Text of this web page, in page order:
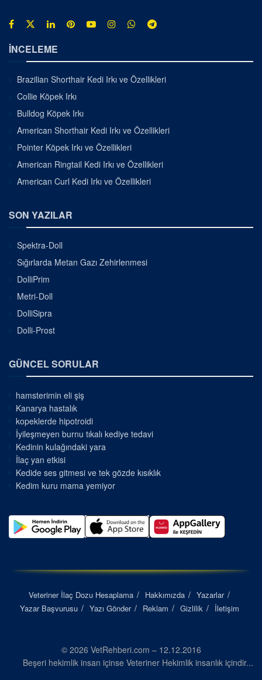
İNCELEME
Brazilian Shorthair Kedi Irkı ve Özellikleri
Collie Köpek Irkı
Bulldog Köpek Irkı
American Shorthair Kedi Irkı ve Özellikleri
Pointer Köpek Irkı ve Özellikleri
American Ringtail Kedi Irkı ve Özellikleri
American Curl Kedi Irkı ve Özellikleri
SON YAZILAR
Spektra-Doll
Sığırlarda Metan Gazı Zehirlenmesi
DolliPrim
Metri-Doll
DolliSipra
Dolli-Prost
GÜNCEL SORULAR
hamsterimin eli şiş
Kanarya hastalık
kopeklerde hipotroidi
İyileşmeyen burnu tıkalı kediye tedavi
Kedinin kulağındaki yara
İlaç yan etkisi
Kedide ses gitmesi ve tek gözde kısıklık
Kedim kuru mama yemiyor
Veteriner İlaç Dozu Hesaplama Hakkımızda
Yazarlar
Yazar Başvurusu
Yazı Gönder Reklam Gizlilik İletişim
© 2026 VetRehberi.com – 12.12.2016
Beşeri hekimlik insan içinse Veteriner Hekimlik insanlık içindir...